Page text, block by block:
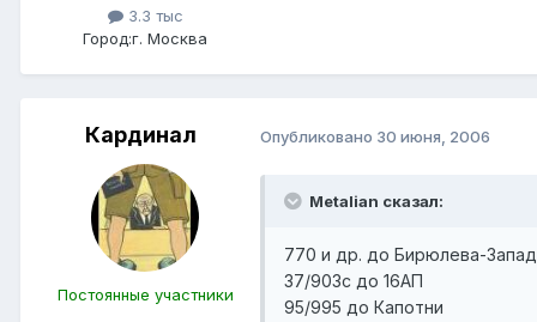
3.3 тыс
Город:г. Москва
Кардинал
Постоянные участники
Опубликовано 30 июня, 2006
Metalian сказал:
770 и др. до Бирюлева-
37/903с до 16АП
95/995 до Капотни